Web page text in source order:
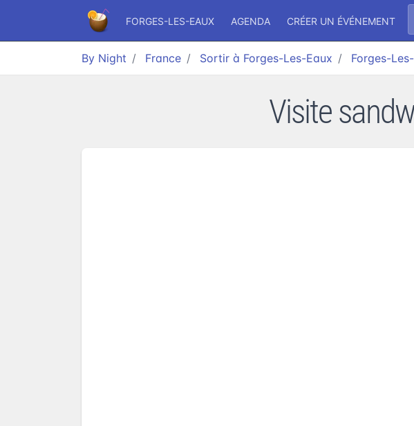
FORGES-LES-EAUX AGENDA CRÉER UN ÉVÉNEMENT
By Night France Sortir à Forges-Les-Eaux Forges-
Visite